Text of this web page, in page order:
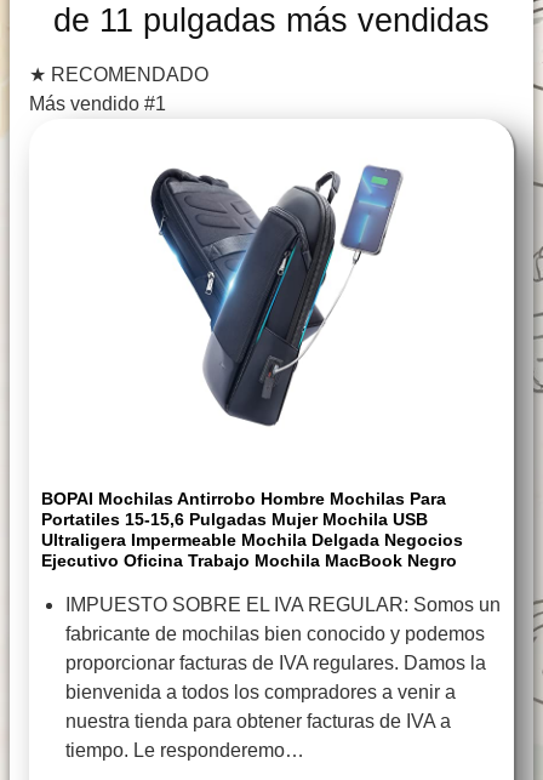
de 11 pulgadas más vendidas
★ RECOMENDADO
Más vendido #1
BOPAI Mochilas Antirrobo Hombre Mochilas Para
Portatiles 15-15,6 Pulgadas Mujer Mochila USB
Ultraligera Impermeable Mochila Delgada Negocios
Ejecutivo Oficina Trabajo Mochila MacBook Negro
IMPUESTO SOBRE EL IVA REGULAR: Somos un
fabricante de mochilas bien conocido y podemos
proporcionar facturas de IVA regulares. Damos la
bienvenida a todos los compradores a venir a
nuestra tienda para obtener facturas de IVA a
tiempo. Le responderemo…